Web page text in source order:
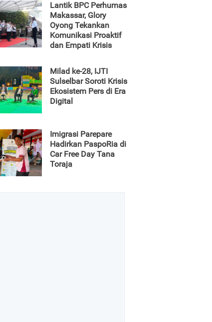
Lantik BPC Perhumas
Makassar, Glory
Oyong Tekankan
Komunikasi Proaktif
dan Empati Krisis
Milad ke-28, IJTI
Sulselbar Soroti Krisis
Ekosistem Pers di Era
Digital
Imigrasi Parepare
Hadirkan PaspoRia di
Car Free Day Tana
Toraja